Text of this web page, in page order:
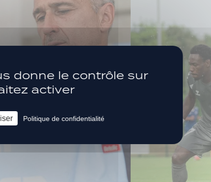
donne le contrôle sur
activer
Politique de confidentialité